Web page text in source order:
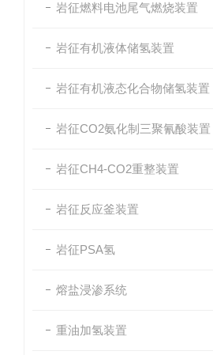
岩征燃料电池尾气燃烧装置
岩征有机液体储氢装置
岩征有机液态化合物储氢装置
岩征CO2氨化制三聚氰酸装置
岩征CH4-CO2重整装置
岩征反应釜装置
岩征PSA氢
熔盐浸渗系统
重油加氢装置